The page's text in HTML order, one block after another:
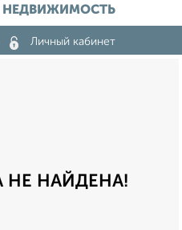
НЕДВИЖИМОСТЬ
Личный кабинет
НЕ НАЙДЕНА!